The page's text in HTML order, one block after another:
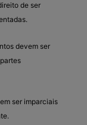
de ser
devem ser
ser imparciais